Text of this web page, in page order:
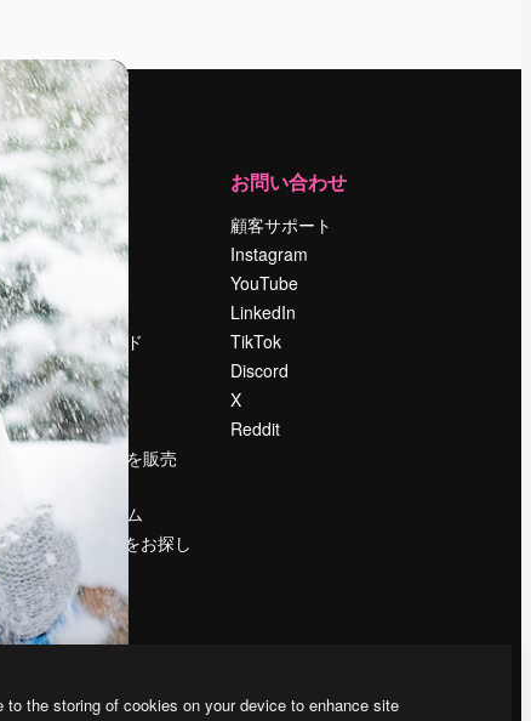
運営
料金
会社概要
採用情報
検索トレンド
ブログ
イベント
Slidesgo
コンテンツを販売
プレスルーム
magnific.aiをお探し
ですか？
お問い合わせ
顧客サポート
Instagram
YouTube
LinkedIn
TikTok
Discord
X
Reddit
to the storing of cookies on your device to enhance site